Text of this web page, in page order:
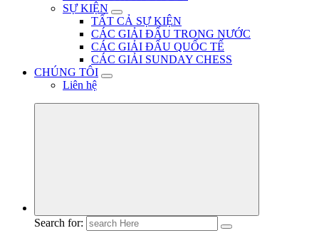
SỰ KIỆN
TẤT CẢ SỰ KIỆN
CÁC GIẢI ĐẤU TRONG NƯỚC
CÁC GIẢI ĐẤU QUỐC TẾ
CÁC GIẢI SUNDAY CHESS
CHÚNG TÔI
Liên hệ
Search for: